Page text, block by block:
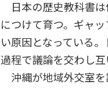
日本の歴史教科書は
につけて育つ。ギャ
い原因となっている
過程で議論を交わし互
沖縄が地域外交室を